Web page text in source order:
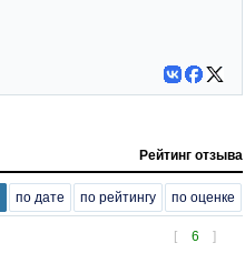
Рейтинг отзыва
по дате по рейтингу по оценке
[ 6 ]